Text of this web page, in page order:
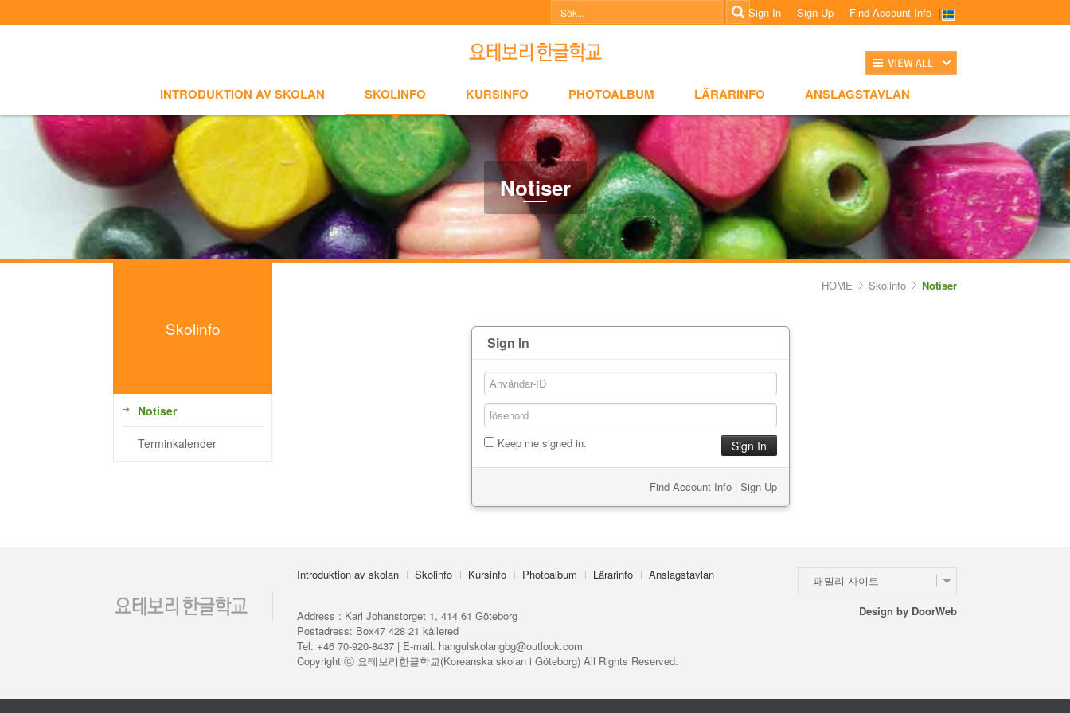
Sign In
Sign Up Find Account Info
INTRODUKTION AV SKOLAN SKOLINFO KURSINFO PHOTOALBUM LÄRARINFO ANSLAGSTAVLAN
ANSLAGSTAVLAN
Notiser
Skolinfo
Notiser
Terminkalender
HOME Skolinfo Notiser
Sign In
Keep me signed in.
Find Account Info | Sign Up
Introduktion av skolan Skolinfo Kursinfo Photoalbum Lärarinfo Anslagstavlan
Address : Karl Johanstorget 1, 414 61 Göteborg
Postadress: Box47 428 21 kållered
Tel. +46 70-920-8437 | E-mail. hangulskolangbg@outlook.com
Copyright ⓒ 요테보리한글학교(Koreanska skolan i Göteborg) All Rights Reserved.
패밀리 사이트
Design by DoorWeb
Skolinfo
- Notiser
- Terminkalender
Photoalbum